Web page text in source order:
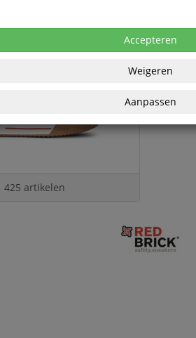
425 artikelen
Accepteren
Weigeren
Aanpassen